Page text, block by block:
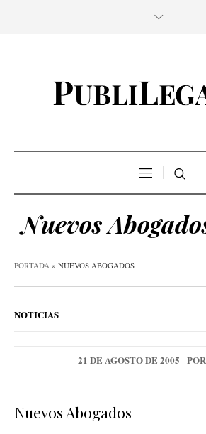
Nuevos
PORTADA » NUEVOS ABOGADOS
NOTICIAS
21 DE AGOSTO DE 2005 POR
Nuevos Abogados